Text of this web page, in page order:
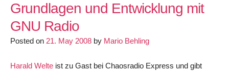
Grundlagen und Entwicklung mit
GNU Radio
Posted on 21. May 2008 by Mario Behling
Harald Welte ist zu Gast bei Chaosradio Express und gibt